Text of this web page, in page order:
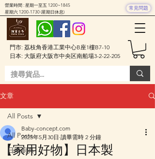
門市: 荔枝角香港工業中心B座1樓B7-10
日本: 大阪府大阪市中央区南船場3-2-22-205
營業時間 : 星期一至五 1200~1845
星期六 1200-1730(星期日休息)
常見問題
文章
All Posts
日本廚具
All Posts
【家用好物】日本製
Baby-concept.com
2025年5月30日 讀畢需時 2 分鐘